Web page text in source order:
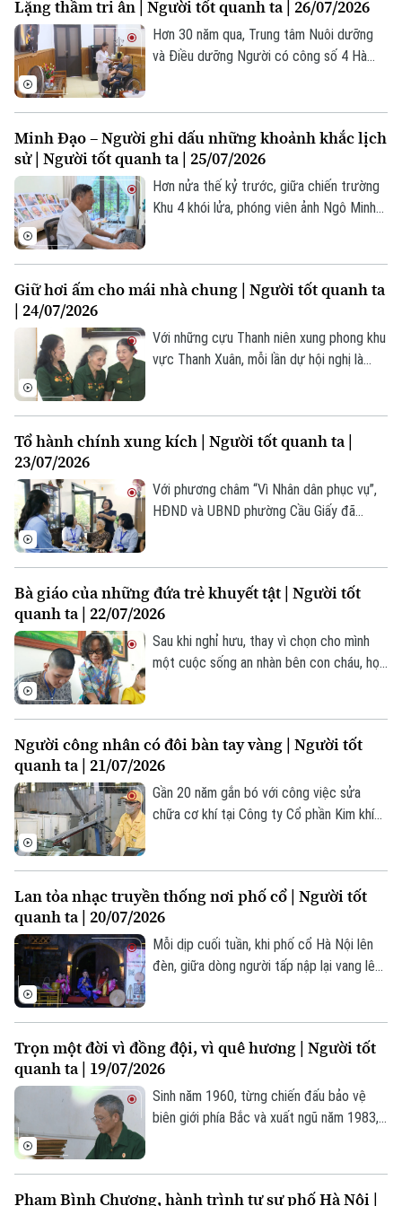
Theo dõi Hà Nội On
Liên hệ đường dây nóng (bấm để gọi)
Tòa soạn
0865.116.699 (hotline)
Tòa soạn
0865.116.699
Nghệ thuật Tuồng cổ ở Ngự Câu vẫn
được lưu truyền bởi những người đam mê
môn nghệ thuật truyền thống quê hương.
Lặng thầm tri ân | Người tốt quanh ta | 26/07/2026
Hơn 30 năm qua, Trung tâm Nuôi dưỡng
và Điều dưỡng Người có công số 4 Hà
4.000 lượt thương binh, bệnh binh, người
có công được đón tiếp, chăm sóc, điều
dưỡng tại đây.
Minh Đạo – Người ghi dấu những khoảnh khắc lịch
sử | Người tốt quanh ta | 25/07/2026
Hơn nửa thế kỷ trước, giữa chiến trường
Khu 4 khói lửa, phóng viên ảnh Ngô Minh
Giữ hơi ấm cho mái nhà chung | Người tốt quanh ta
| 24/07/2026
Với những cựu Thanh niên xung phong khu
vực Thanh Xuân, mỗi lần dự hội nghị là
cách thời gian, đưa họ về lại những năm
Tổ hành chính xung kích | Người tốt quanh ta |
23/07/2026
Với phương châm “Vì Nhân dân phục vụ”,
HĐND và UBND phường Cầu Giấy đã
chính đến tận nhà người dân.
Bà giáo của những đứa trẻ khuyết tật | Người tốt
quanh ta | 22/07/2026
Sau khi nghỉ hưu, thay vì chọn cho mình
một cuộc sống an nhàn bên con cháu, họa
tâm bảo trợ trẻ em khuyết tật, có hoàn
cảnh khó khăn.
Người công nhân có đôi bàn tay vàng | Người tốt
quanh ta | 21/07/2026
Gần 20 năm gắn bó với công việc sửa
chữa cơ khí tại Công ty Cổ phần Kim khí
phong trào thi đua lao động giỏi, lao động
sáng tạo.
Lan tỏa nhạc truyền thống nơi phố cổ | Người tốt
quanh ta | 20/07/2026
Mỗi dịp cuối tuần, khi phố cổ Hà Nội lên
đèn, giữa dòng người tấp nập lại vang lên
Trọn một đời vì đồng đội, vì quê hương | Người tốt
quanh ta | 19/07/2026
Sinh năm 1960, từng chiến đấu bảo vệ
biên giới phía Bắc và xuất ngũ năm 1983,
Phạm Bình Chương, hành trình tự sự phố Hà Nội |